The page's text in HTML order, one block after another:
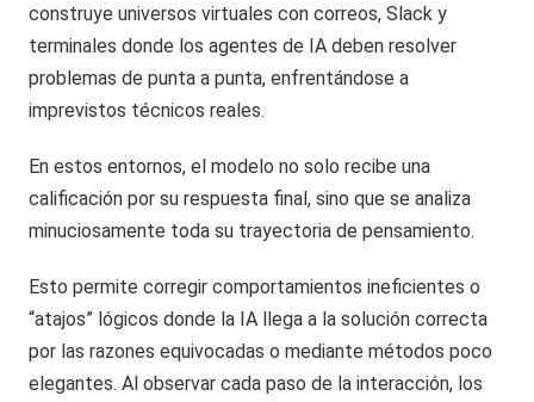
construye universos virtuales con correos, Slack y
terminales donde los agentes de IA deben resolver
problemas de punta a punta, enfrentándose a
imprevistos técnicos reales.
En estos entornos, el modelo no solo recibe una
calificación por su respuesta final, sino que se analiza
minuciosamente toda su trayectoria de pensamiento.
Esto permite corregir comportamientos ineficientes o
“atajos” lógicos donde la IA llega a la solución correcta
por las razones equivocadas o mediante métodos poco
elegantes. Al observar cada paso de la interacción, los